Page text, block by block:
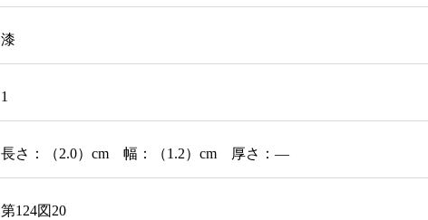
漆
1
長さ：（2.0）cm 幅：（1.2）cm 厚さ：―
第124図20